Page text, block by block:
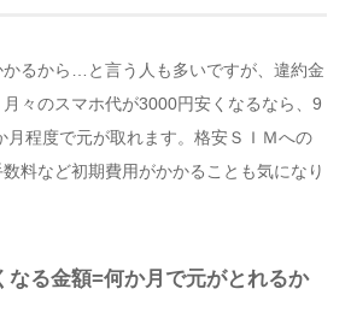
るから…と言う人も多いですが、違約金
々のスマホ代が3000円安くなるなら、9
月程度で元が取れます。格安ＳＩＭへの
料など初期費用がかかることも気になり
なる金額=何か月で元がとれるか